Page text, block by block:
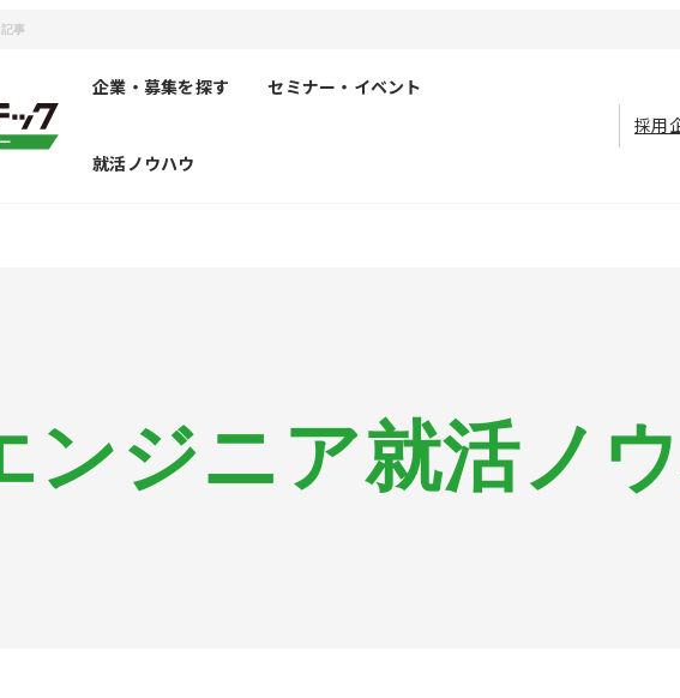
事
企業・募集を探す セミナー・イベント
就活ノウハウ
採用
ンジニア就活ノ